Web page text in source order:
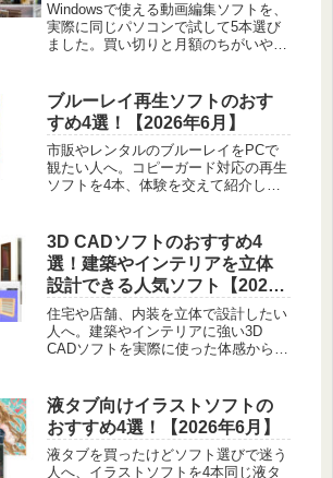
Windowsで使える動画編集ソフトを、
実際に同じパソコンで試して5本選び
ました。買い切りと月額のちがいや、
ブルーレイ再生ソフトのおす
すめ4選！【2026年6月】
市販やレンタルのブルーレイをPCで
観たい人へ。コピーガード対応の再生
ソフトを4本、体験を交えて紹介しま
3D CADソフトのおすすめ4
選！建築やインテリアを立体
設計できる人気ソフト【2026
年6月】
住宅や店舗、内装を立体で設計したい
人へ。建築やインテリアに強い3D
CADソフトを実際に使った体感から4
液タブ向けイラストソフトの
おすすめ4選！【2026年6月】
液タブを買ったけどソフト選びで迷う
人へ、イラストソフトを4本同じ液タ